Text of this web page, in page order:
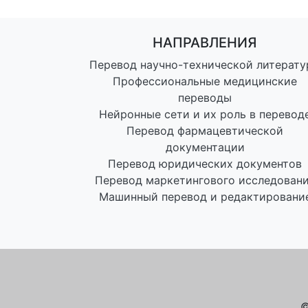
НАПРАВЛЕНИЯ
Перевод научно-технической
Профессиональные медицинские
переводы
Нейронные сети и их роль в
Перевод фармацевтической
документации
Перевод юридических документов
Перевод маркетингового
Машинный перевод и